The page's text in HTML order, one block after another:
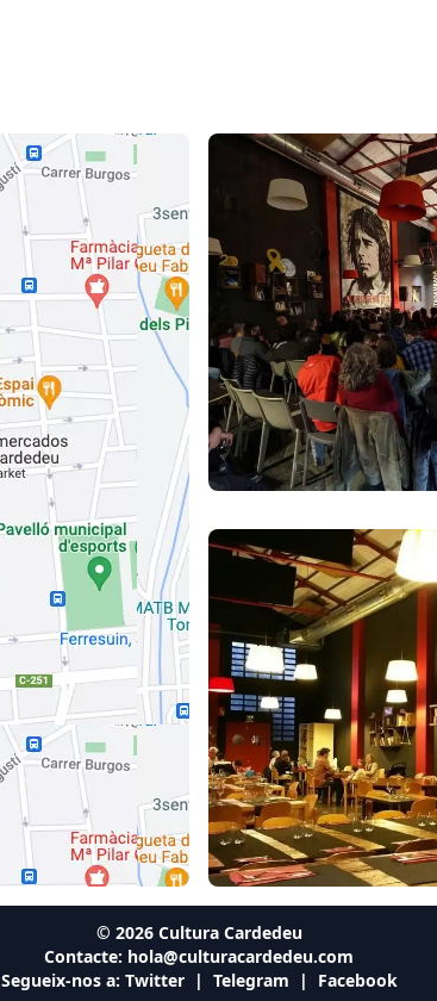
© 2026Cultura Cardedeu
Contacte: hola@culturacardedeu.com
Segueix-nos a: Twitter | Telegram | Facebook